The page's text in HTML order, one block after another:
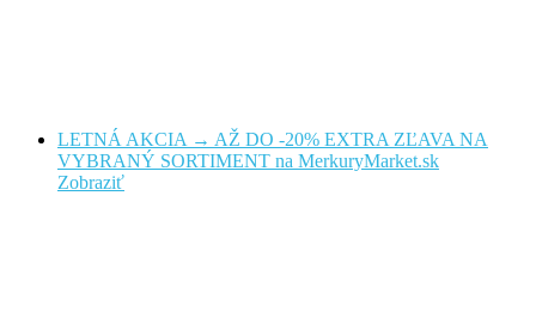
LETNÁ AKCIA → AŽ DO -20% EXTRA ZĽAVA NA
VYBRANÝ SORTIMENT na MerkuryMarket.sk
Zobraziť